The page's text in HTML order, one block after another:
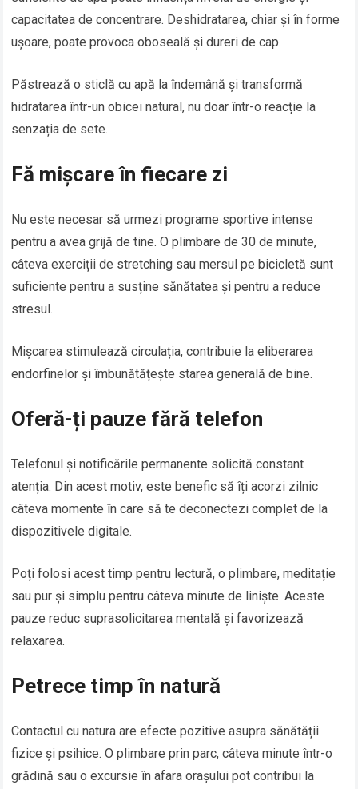
capacitatea de concentrare. Deshidratarea, chiar și în forme
ușoare, poate provoca oboseală și dureri de cap.
Păstrează o sticlă cu apă la îndemână și transformă
hidratarea într-un obicei natural, nu doar într-o reacție la
senzația de sete.
Fă mișcare în fiecare zi
Nu este necesar să urmezi programe sportive intense
pentru a avea grijă de tine. O plimbare de 30 de minute,
câteva exerciții de stretching sau mersul pe bicicletă sunt
suficiente pentru a susține sănătatea și pentru a reduce
stresul.
Mișcarea stimulează circulația, contribuie la eliberarea
endorfinelor și îmbunătățește starea generală de bine.
Oferă-ți pauze fără telefon
Telefonul și notificările permanente solicită constant
atenția. Din acest motiv, este benefic să îți acorzi zilnic
câteva momente în care să te deconectezi complet de la
dispozitivele digitale.
Poți folosi acest timp pentru lectură, o plimbare, meditație
sau pur și simplu pentru câteva minute de liniște. Aceste
pauze reduc suprasolicitarea mentală și favorizează
relaxarea.
Petrece timp în natură
Contactul cu natura are efecte pozitive asupra sănătății
fizice și psihice. O plimbare prin parc, câteva minute într-o
grădină sau o excursie în afara orașului pot contribui la